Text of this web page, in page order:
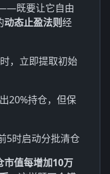
既要让它自由
动态止盈法则经
，立即提取初始
20%持仓，但保
5时启动分批清仓
市值每增加10万